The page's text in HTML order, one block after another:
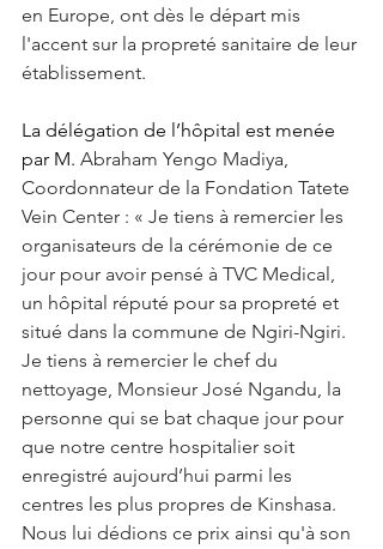
en Europe, ont dès le départ mis
l'accent sur la propreté sanitaire de leur
établissement.
La délégation de l’hôpital est menée
par M. Abraham Yengo Madiya,
Coordonnateur de la Fondation Tatete
Vein Center : « Je tiens à remercier les
organisateurs de la cérémonie de ce
jour pour avoir pensé à TVC Medical,
un hôpital réputé pour sa propreté et
situé dans la commune de Ngiri-Ngiri.
Je tiens à remercier le chef du
nettoyage, Monsieur José Ngandu, la
personne qui se bat chaque jour pour
que notre centre hospitalier soit
enregistré aujourd’hui parmi les
centres les plus propres de Kinshasa.
Nous lui dédions ce prix ainsi qu'à son